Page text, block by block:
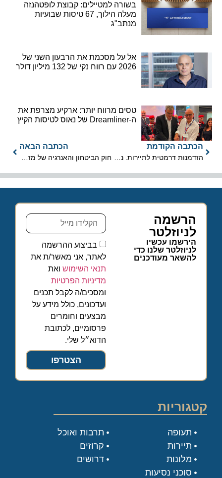
בשורה למטיילים: קבוצת לופטהנזה
מעלה הילוך, 67 טיסות שבועיות
מנתב"ג
אל על מסכמת את הרבעון השני של
2026 עם רווח נקי של 132 מיליון דולר
טסים מרווח יותר: ארקיע מצרפת את
ה-Dreamliner של נאוס לטיסות הקיץ
הכתבה הקודמת
הזדמנות דרמטית לתיירות. נדרשת "מנהלת תקומה" לתיירות
הכתבה הבאה
חוק הביטחון והאנרגיה של מזרח הים התיכון אושר בסנאט
הרשמה
לניוזלטר
הירשמו עכשיו
לניוזלטר שלנו כדי
להשאר מעודכנים
בביצוע ההרשמה
לאתר, אני מאשר/ת את
תנאי השימוש ואת
מדיניות הפרטיות
ומסכים/ה לקבל תכנים
ועדכונים, כולל מידע על
מבצעים וחומרים
פרסומיים, לכתובת
הדוא״ל שלי.
הצטרפו
קטגוריות
תעופה
תיירות
מלונות
סוכני נסיעות
תרבות ואוכל
קרוזים
דרושים